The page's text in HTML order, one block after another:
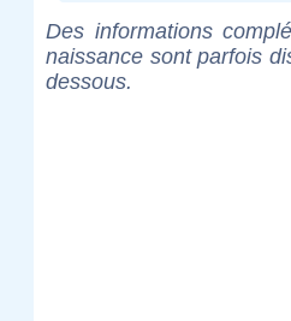
Des informations
naissance sont parfois
dessous.